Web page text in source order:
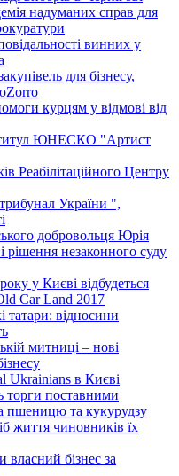
надуманих справ для
винних у
для бізнесу,
курцям у відмові від
титул ЮНЕСКО "Артист
Реабілітаційного Центру
України ",
добровольця Юрія
незаконного суду
у Києві відбудеться
Car Land 2017
татари: відносини
митниці – нові
Ukrainians в Києві
торги поставними
пшеницю та кукурудзу
життя чиновників їх
власний бізнес за